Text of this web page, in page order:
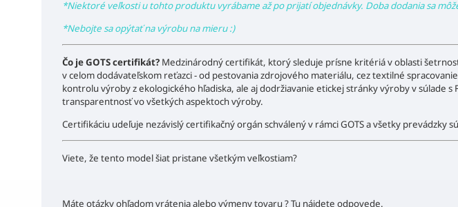
*Niektoré veľkosti u tohto produktu vyrábame až po prijatí objednávky. Doba dodania sa
*Nebojte sa opýtať na výrobu na mieru :)
Čo je GOTS certifikát? Medzinárodný certifikát, ktorý sleduje prísne kritériá v oblasti
v celom dodávateľskom reťazci - od pestovania zdrojového materiálu, cez textilné
kontrolu výroby z ekologického hľadiska, ale aj dodržiavanie etickej stránky výroby v súlade
transparentnosť vo všetkých aspektoch výroby.
Certifikáciu udeľuje nezávislý certifikačný orgán schválený v rámci GOTS a všetky prevádzky
Viete, že tento model šiat pristane všetkým veľkostiam?
Máte otázky ohľadom vrátenia alebo výmeny tovaru ?Tu nájdete odpovede.